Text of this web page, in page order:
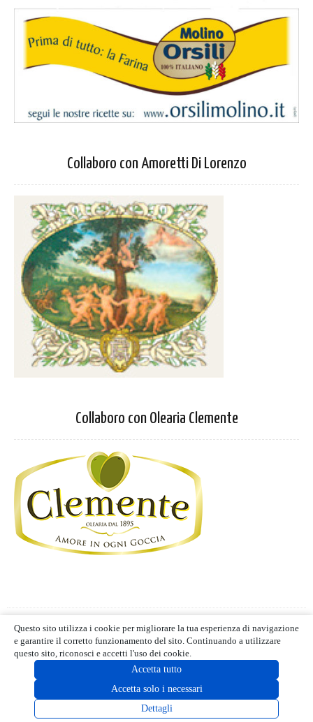
MODALITÀ LETTURA
Collaboro con Amoretti Di Lorenzo
Collaboro con Olearia Clemente
Termini d'uso- Blog editoriale
MIND CUCINA E GUSTO | ALL RIGHTS RESERVED | © 2021
[instagram-feed]
Questo sito utilizza i cookie per migliorare la tua esperienza di navigazione
e garantire il corretto funzionamento del sito. Continuando a utilizzare
questo sito, riconosci e accetti l'uso dei cookie.
Accetta tutto
Accetta solo i necessari
Dettagli